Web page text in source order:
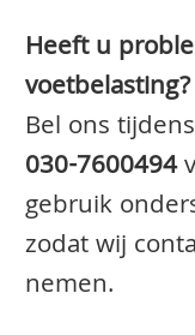
Heeft u
Bel ons
030-7600494
gebruik
zodat wij
nemen.